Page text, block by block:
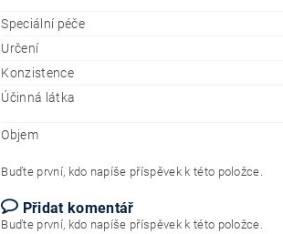
Speciální péče
Určení
Konzistence
Účinná látka
Objem
Buďte první, kdo napíše příspěvek k této položce.
Přidat komentář
Buďte první, kdo napíše příspěvek k této položce.